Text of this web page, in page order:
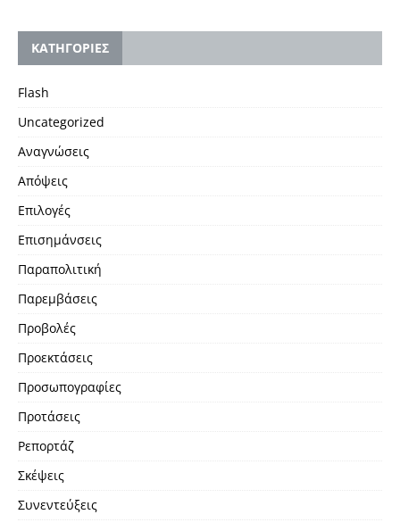
KΑΤΗΓΟΡΙΕΣ
Flash
Uncategorized
Αναγνώσεις
Απόψεις
Επιλογές
Επισημάνσεις
Παραπολιτική
Παρεμβάσεις
Προβολές
Προεκτάσεις
Προσωπογραφίες
Προτάσεις
Ρεπορτάζ
Σκέψεις
Συνεντεύξεις